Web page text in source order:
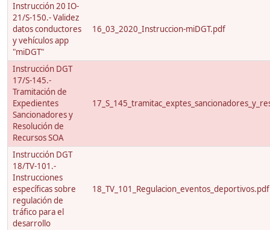
Instrucción 20 IO-
21/S-150.- Validez
datos conductores
y vehículos app
"miDGT"
16_03_2020_Instruccion-miDGT.pdf
Instrucción DGT
17/S-145.-
Tramitación de
Expedientes
Sancionadores y
Resolución de
Recursos SOA
Instrucción DGT
18/TV-101.-
Instrucciones
específicas sobre
regulación de
tráfico para el
desarrollo
18_TV_101_Regulacion_eventos_deportivos.pdf